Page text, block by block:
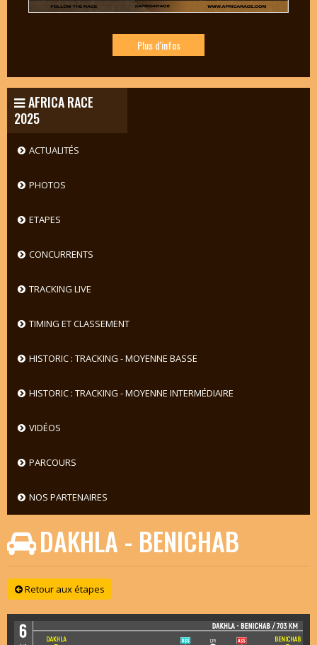
Plus d'infos
AFRICA RACE
2025
ACTUALITÉS
PHOTOS
ETAPES
CONCURRENTS
TRACKING LIVE
TIMING ET CLASSEMENT
HISTORIC : TRACKING - MOYENNE BASSE
HISTORIC : TRACKING - MOYENNE INTERMÉDIAIRE
VIDÉOS
PARCOURS
NOS PARTENAIRES
DAKHLA - BENICHAB
Retour aux étapes